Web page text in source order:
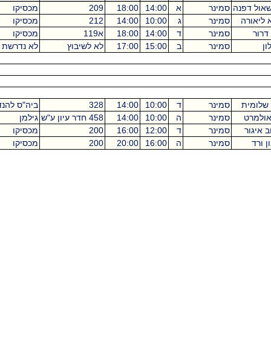
א 14:00
18:00
209
4
ג 10:00
14:00
212
4
ד 14:00
18:00 א119
4
ב 15:00
17:00 לא לשיבוץ לא נדרשת כיתה 4
ד 10:00
14:00
328 ביה"ס להנדסאים 4
ה 10:00
14:00 458 חדר עיון ע"ש
גילמן
ד 12:00
16:00
200
4
ה 16:00
20:00
200
4